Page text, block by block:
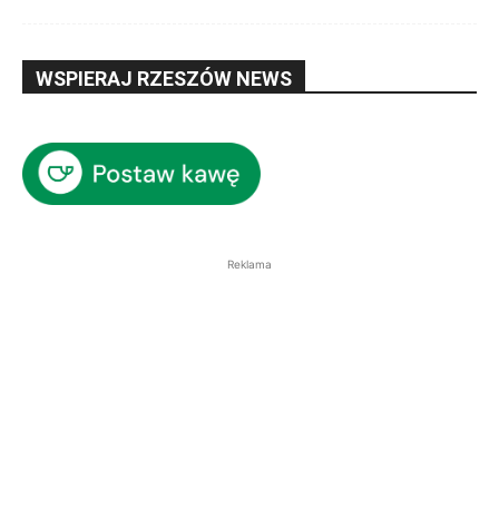
WSPIERAJ RZESZÓW NEWS
Reklama